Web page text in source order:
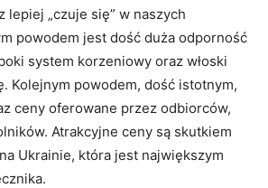
lepiej „czuje się” w naszych
powodem jest dość duża odporność
system korzeniowy oraz włoski
Kolejnym powodem, dość istotnym,
ceny oferowane przez odbiorców,
Atrakcyjne ceny są skutkiem
Ukrainie, która jest największym